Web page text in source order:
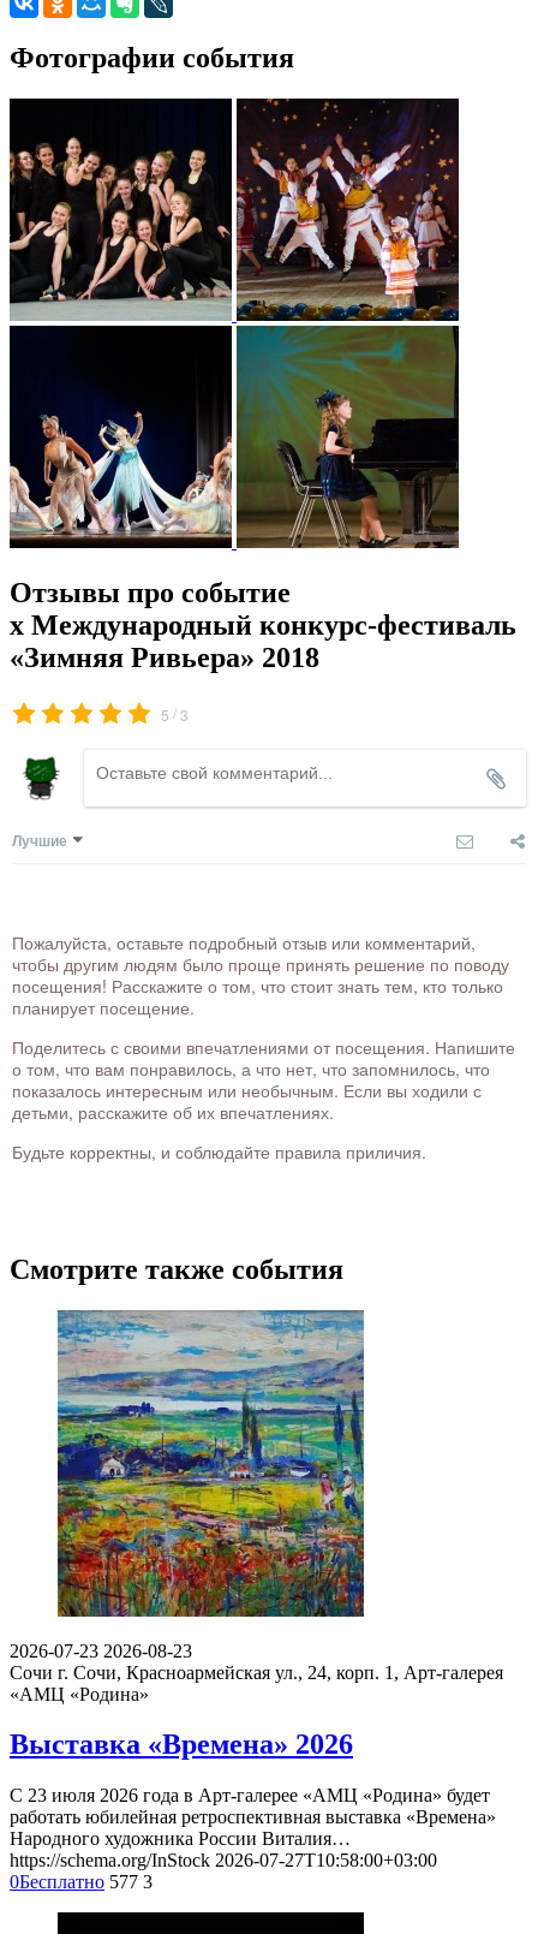
Фотографии события
Отзывы про событие
х Международный конкурс-фестиваль
«Зимняя Ривьера» 2018
5 /3
Лучшие
Пожалуйста, оставьте подробный отзыв или комментарий,
чтобы другим людям было проще принять решение по поводу
посещения! Расскажите о том, что стоит знать тем, кто только
планирует посещение.
Поделитесь с своими впечатлениями от посещения. Напишите
о том, что вам понравилось, а что нет, что запомнилось, что
показалось интересным или необычным. Если вы ходили с
детьми, расскажите об их впечатлениях.
Будьте корректны, и соблюдайте правила приличия.
Смотрите также события
2026-07-23 2026-08-23
Сочи г. Сочи, Красноармейская ул., 24, корп. 1, Арт-галерея
«АМЦ «Родина»
Выставка «Времена» 2026
С 23 июля 2026 года в Арт-галерее «АМЦ «Родина» будет
работать юбилейная ретроспективная выставка «Времена»
Народного художника России Виталия…
https://schema.org/InStock 2026-07-27T10:58:00+03:00
0Бесплатно 577 3